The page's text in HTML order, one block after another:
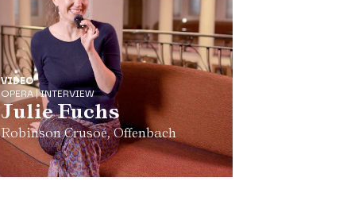
VIDEO
OPERA | INTERVIEW
Julie Fuchs
Robinson Crusoé, Offenbach